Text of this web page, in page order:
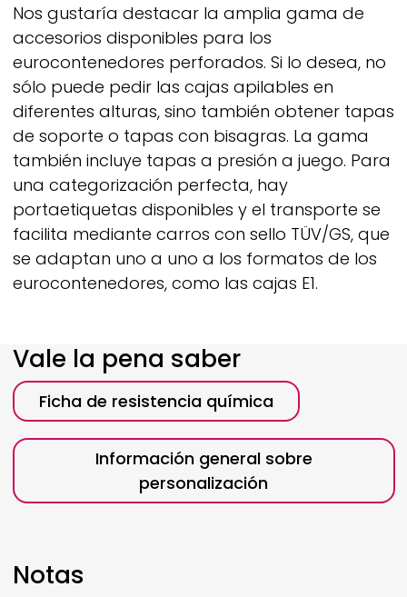
Nos gustaría destacar la amplia gama de
accesorios disponibles para los
eurocontenedores perforados. Si lo desea, no
sólo puede pedir las cajas apilables en
diferentes alturas, sino también obtener tapas
de soporte o tapas con bisagras. La gama
también incluye tapas a presión a juego. Para
una categorización perfecta, hay
portaetiquetas disponibles y el transporte se
facilita mediante carros con sello TÜV/GS, que
se adaptan uno a uno a los formatos de los
eurocontenedores, como las cajas E1.
Vale la pena saber
Ficha de resistencia química
Información general sobre
personalización
Notas